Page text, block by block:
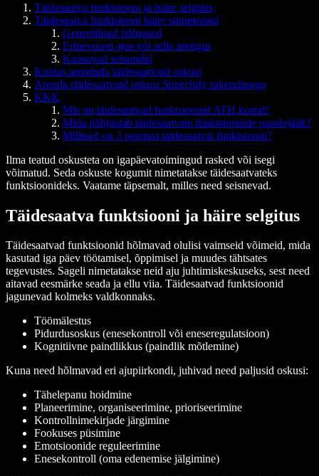
Täidesaatva funktsiooni ja häire selgitus
Täidesaatva funktsiooni häire sümptomid
Geneetilised põhjused
Erinevused ajus või selle arengus
Kaasuvad seisundid
Kuidas arendada täidesaatvaid oskusi
Arenda täidesaatvaid oskusi Speechify rakendusega
KKK
Mis on täidesaatvad funktsioonid ATH korral?
Mida põhjustab täidesaatvate funktsioonide puudujääk?
Millised on 3 peamist täidesaatvat funktsiooni?
Ilma teatud oskusteta on igapäevatoimingud rasked või isegi
võimatud. Seda oskuste kogumit nimetatakse täidesaatvateks
funktsioonideks. Vaatame täpsemalt, milles need seisnevad.
Täidesaatva funktsiooni ja häire selgitus
Täidesaatvad funktsioonid hõlmavad olulisi vaimseid võimeid, mida
kasutad iga päev töötamisel, õppimisel ja muudes tähtsates
tegevustes. Sageli nimetatakse neid aju juhtimiskeskuseks, sest need
aitavad eesmärke seada ja ellu viia. Täidesaatvad funktsioonid
jagunevad kolmeks valdkonnaks.
Töömälestus
Pidurdusoskus (enesekontroll või eneseregulatsioon)
Kognitiivne paindlikkus (paindlik mõtlemine)
Kuna need hõlmavad eri ajupiirkondi, juhivad need paljusid oskusi:
Tähelepanu hoidmine
Planeerimine, organiseerimine, prioriseerimine
Kontrollnimekirjade järgimine
Fookuses püsimine
Emotsioonide reguleerimine
Enesekontroll (oma edenemise jälgimine)